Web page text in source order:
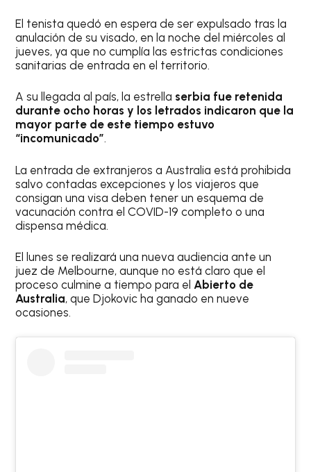
El tenista quedó en espera de ser expulsado tras la
anulación de su visado, en la noche del miércoles al
jueves, ya que no cumplía las estrictas condiciones
sanitarias de entrada en el territorio.
A su llegada al país, la estrella serbia fue retenida
durante ocho horas y los letrados indicaron que la
mayor parte de este tiempo estuvo
“incomunicado”.
La entrada de extranjeros a Australia está prohibida
salvo contadas excepciones y los viajeros que
consigan una visa deben tener un esquema de
vacunación contra el COVID-19 completo o una
dispensa médica.
El lunes se realizará una nueva audiencia ante un
juez de Melbourne, aunque no está claro que el
proceso culmine a tiempo para elAbierto de
Australia, que Djokovic ha ganado en nueve
ocasiones.